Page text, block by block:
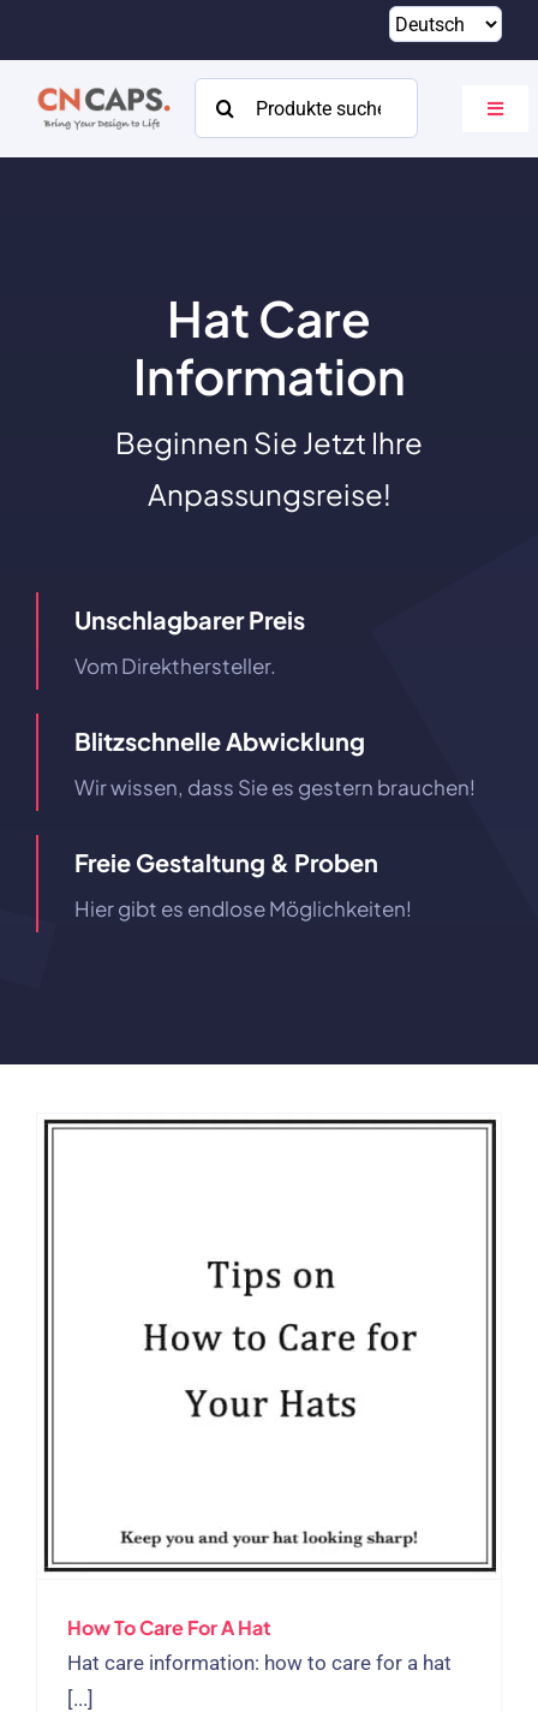
springen
Suchen
nach:
Hat Care
Information
Beginnen Sie Jetzt Ihre
Anpassungsreise!
Unschlagbarer Preis
Vom Direkthersteller.
Blitzschnelle Abwicklung
Wir wissen, dass Sie es gestern brauchen!
Freie Gestaltung & Proben
Hier gibt es endlose Möglichkeiten!
How To Care For A Hat
Hat care information: how to care for a hat
[...]